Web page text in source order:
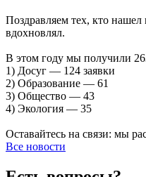
Поздравляем тех, кто нашел
вдохновлял.
В этом году мы получили
1) Досуг — 124 заявки
2) Образование — 61
3) Общество — 43
4) Экология — 35
Оставайтесь на связи: мы
Все новости